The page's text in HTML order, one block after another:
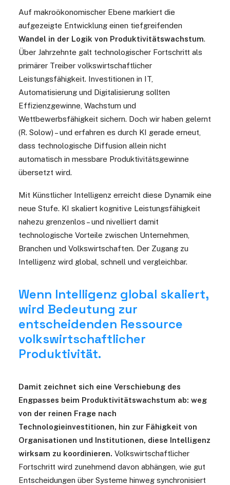
Auf makroökonomischer Ebene markiert die
aufgezeigte Entwicklung einen tiefgreifenden
Wandel in der Logik von Produktivitätswachstum.
Über Jahrzehnte galt technologischer Fortschritt als
primärer Treiber volkswirtschaftlicher
Leistungsfähigkeit. Investitionen in IT,
Automatisierung und Digitalisierung sollten
Effizienzgewinne, Wachstum und
Wettbewerbsfähigkeit sichern. Doch wir haben gelernt
(R. Solow) – und erfahren es durch KI gerade erneut,
dass technologische Diffusion allein nicht
automatisch in messbare Produktivitätsgewinne
übersetzt wird.
Mit Künstlicher Intelligenz erreicht diese Dynamik eine
neue Stufe. KI skaliert kognitive Leistungsfähigkeit
nahezu grenzenlos – und nivelliert damit
technologische Vorteile zwischen Unternehmen,
Branchen und Volkswirtschaften. Der Zugang zu
Intelligenz wird global, schnell und vergleichbar.
Wenn Intelligenz global skaliert,
wird Bedeutung zur
entscheidenden Ressource
volkswirtschaftlicher
Produktivität.
Damit zeichnet sich eine Verschiebung des
Engpasses beim Produktivitätswachstum ab: weg
von der reinen Frage nach
Technologieinvestitionen, hin zur Fähigkeit von
Organisationen und Institutionen, diese Intelligenz
wirksam zu koordinieren. Volkswirtschaftlicher
Fortschritt wird zunehmend davon abhängen, wie gut
Entscheidungen über Systeme hinweg synchronisiert